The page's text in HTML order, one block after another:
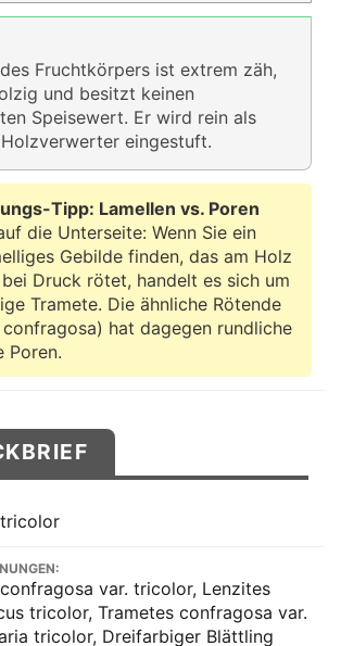
Fruchtkörpers ist extrem zäh,
und besitzt keinen
Speisewert. Er wird rein als
eingestuft.
Tipp: Lamellen vs. Poren
die Unterseite: Wenn Sie ein
Gebilde finden, das am Holz
Druck rötet, handelt es sich um
Tramete. Die ähnliche Rötende
confragosa) hat dagegen rundliche
Poren.
var. tricolor, Lenzites
tricolor, Trametes confragosa var.
tricolor, Dreifarbiger Blättling